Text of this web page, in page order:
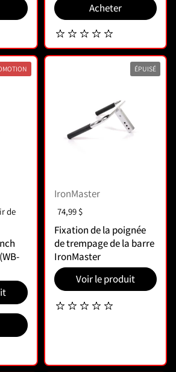
Acheter
de
IronMaster
Prix :
74,99 $
Fixation de la poignée
de trempage de la barre
IronMaster
Voir le produit
ÉPUISÉ